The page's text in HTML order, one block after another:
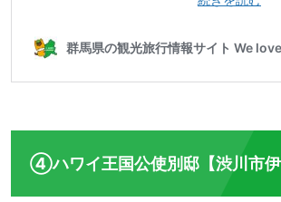
④ハワイ王国公使別邸【渋川市伊